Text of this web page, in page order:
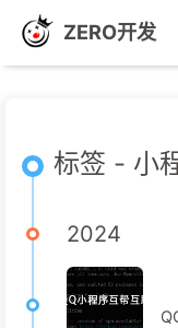
ZERO开发
标签 - 小
2024